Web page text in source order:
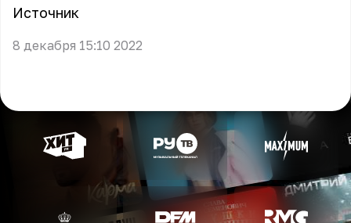
Источник
8 декабря 15:10 2022